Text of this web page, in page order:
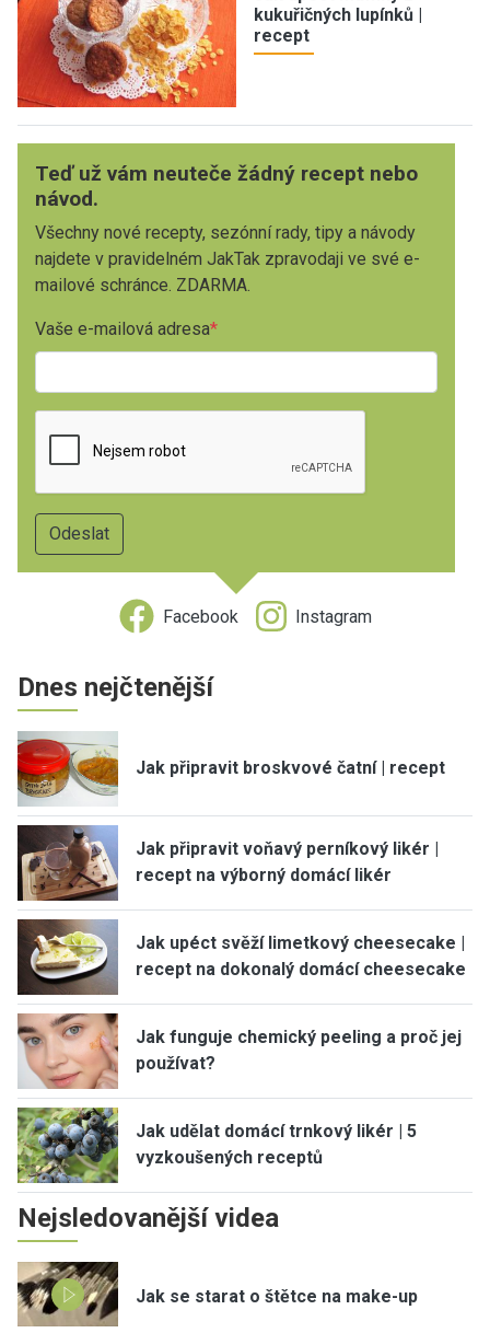
kukuřičných lupínků |
recept
Teď už vám neuteče žádný recept nebo
návod.
Všechny nové recepty, sezónní rady, tipy a návody
najdete v pravidelném JakTak zpravodaji ve své e-
mailové schránce. ZDARMA.
Vaše e-mailová adresa
Facebook Instagram
Dnes nejčtenější
Jak připravit broskvové čatní | recept
Jak připravit voňavý perníkový likér |
recept na výborný domácí likér
Jak upéct svěží limetkový cheesecake |
recept na dokonalý domácí cheesecake
Jak funguje chemický peeling a proč jej
používat?
Jak udělat domácí trnkový likér | 5
vyzkoušených receptů
Nejsledovanější videa
Jak se starat o štětce na make-up